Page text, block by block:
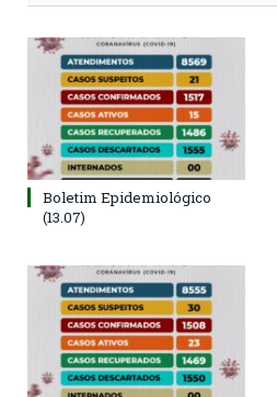
Boletim Epidemiológico
(13.07)